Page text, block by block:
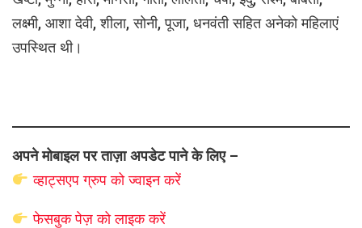
लक्ष्मी, आशा देवी, शीला, सोनी, पूजा, धनवंती सहित अनेको महिलाएं
उपस्थित थी।
अपने मोबाइल पर ताज़ा अपडेट पाने के लिए –
व्हाट्सएपग्रुप कोज्वाइन करें
फेसबुक पेज़ को लाइक करें